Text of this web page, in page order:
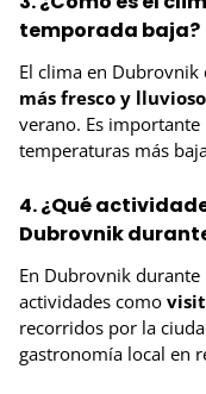
temporada baja?
El clima en
más fresco y lluvioso
verano. Es
temperaturas más
4. ¿Qué
Dubrovnik
En Dubrovnik
actividades como
recorridos por la
gastronomía local en